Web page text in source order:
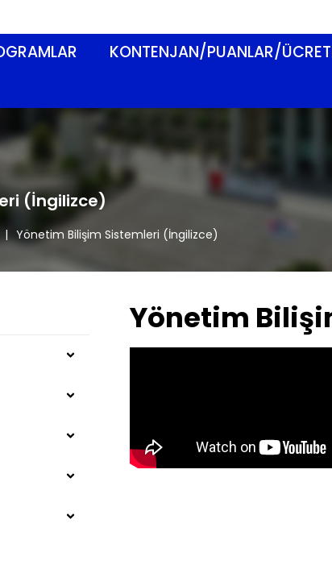
KONTENJAN/PUANLAR/
(İngilizce)
| Yönetim Bilişim Sistemleri (İngilizce)
Yönetim